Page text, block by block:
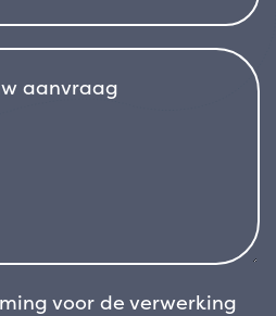
Phormium ‘Evening
verschillende
en geeft de voorkeur
het beste om hem te
pot te kweken, zodat hij
naar een
voor de verwerking